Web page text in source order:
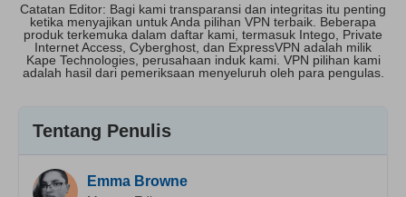
Catatan Editor: Bagi kami transparansi dan integritas itu penting
ketika menyajikan untuk Anda pilihan VPN terbaik. Beberapa
produk terkemuka dalam daftar kami, termasuk Intego, Private
Internet Access, Cyberghost, dan ExpressVPN adalah milik
Kape Technologies, perusahaan induk kami. VPN pilihan kami
adalah hasil dari pemeriksaan menyeluruh oleh para pengulas.
Tentang Penulis
Emma Browne